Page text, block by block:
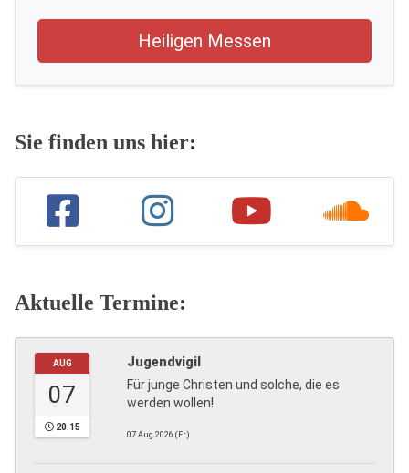
Heiligen Messen
Sie finden uns hier:
Aktuelle Termine:
AUG
07
20:15
Jugendvigil
Für junge Christen und solche, die es
werden wollen!
07.Aug.2026 (Fr)